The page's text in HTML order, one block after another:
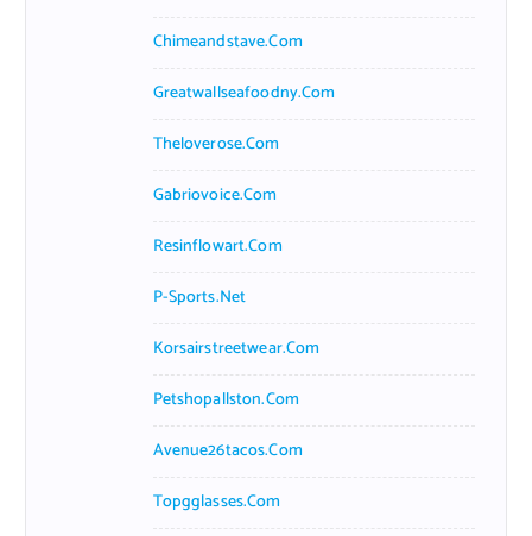
Chimeandstave.com
Greatwallseafoodny.com
Theloverose.com
Gabriovoice.com
Resinflowart.com
P-Sports.net
Korsairstreetwear.com
Petshopallston.com
Avenue26tacos.com
Topgglasses.com